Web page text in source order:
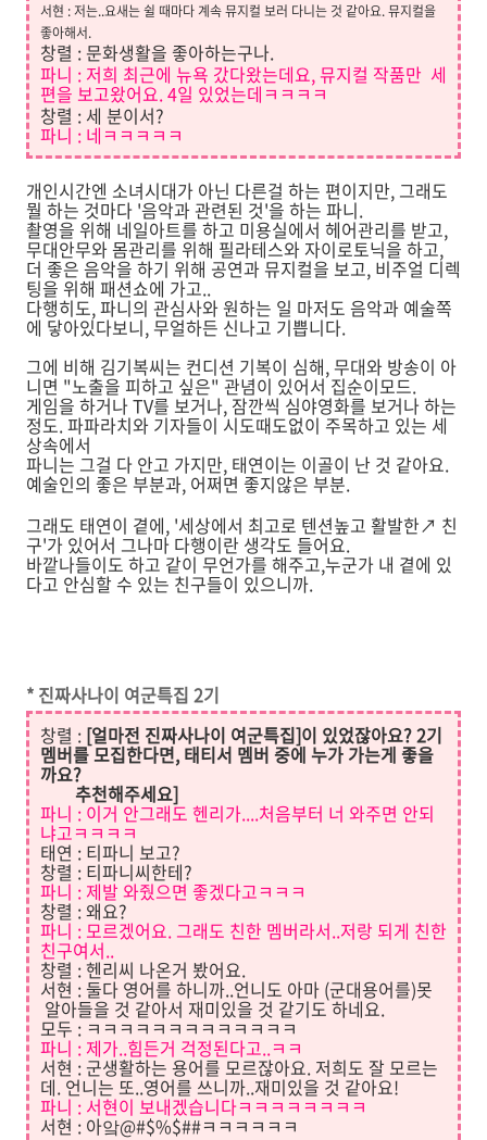
서현 : 저는..요새는 쉴 때마다 계속 뮤지컬 보러 다니는 것 같아요. 뮤지컬을
좋아해서.
창렬 : 문화생활을 좋아하는구나.
파니 : 저희 최근에 뉴욕 갔다왔는데요, 뮤지컬 작품만 세
편을 보고왔어요. 4일 있었는데ㅋㅋㅋㅋ
창렬 : 세 분이서?
파니 : 네ㅋㅋㅋㅋㅋ
개인시간엔 소녀시대가 아닌 다른걸 하는 편이지만, 그래도
뭘 하는 것마다 '음악과 관련된 것'을 하는 파니.
촬영을 위해 네일아트를 하고 미용실에서 헤어관리를 받고,
무대안무와 몸관리를 위해 필라테스와 자이로토닉을 하고,
더 좋은 음악을 하기 위해 공연과 뮤지컬을 보고, 비주얼 디렉
팅을 위해 패션쇼에 가고..
다행히도, 파니의 관심사와 원하는 일 마저도 음악과 예술쪽
에 닿아있다보니, 무얼하든 신나고 기쁩니다.
그에 비해 김기복씨는 컨디션 기복이 심해, 무대와 방송이 아
니면 "노출을 피하고 싶은" 관념이 있어서 집순이모드.
게임을 하거나 TV를 보거나, 잠깐씩 심야영화를 보거나 하는
정도. 파파라치와 기자들이 시도때도없이 주목하고 있는 세
상속에서
파니는 그걸 다 안고 가지만, 태연이는 이골이 난 것 같아요.
예술인의 좋은 부분과, 어쩌면 좋지않은 부분.
그래도 태연이 곁에, '세상에서 최고로 텐션높고 활발한↗ 친
구'가 있어서 그나마 다행이란 생각도 들어요.
바깥나들이도 하고 같이 무언가를 해주고,누군가 내 곁에 있
다고 안심할 수 있는 친구들이 있으니까.
* 진짜사나이 여군특집 2기
창렬 : [얼마전 진짜사나이 여군특집]이 있었잖아요? 2기
멤버를 모집한다면, 태티서 멤버 중에 누가 가는게 좋을
까요?
추천해주세요]
파니 : 이거 안그래도 헨리가....처음부터 너 와주면 안되
냐고ㅋㅋㅋㅋ
태연 : 티파니 보고?
창렬 : 티파니씨한테?
파니 : 제발 와줬으면 좋겠다고ㅋㅋㅋ
창렬 : 왜요?
파니 : 모르겠어요. 그래도 친한 멤버라서..저랑 되게 친한
친구여서..
창렬 : 헨리씨 나온거 봤어요.
서현 : 둘다 영어를 하니까..언니도 아마 (군대용어를)못
알아들을 것 같아서 재미있을 것 같기도 하네요.
모두 : ㅋㅋㅋㅋㅋㅋㅋㅋㅋㅋㅋㅋㅋ
파니 : 제가..힘든거 걱정된다고..ㅋㅋ
서현 : 군생활하는 용어를 모르잖아요. 저희도 잘 모르는
데. 언니는 또..영어를 쓰니까..재미있을 것 같아요!
파니 : 서현이 보내겠습니다ㅋㅋㅋㅋㅋㅋㅋㅋ
서현 : 아앜@#$%$##ㅋㅋㅋㅋㅋㅋ